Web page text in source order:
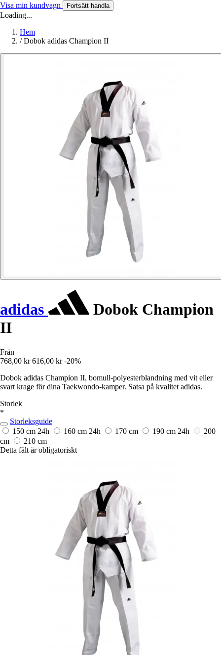
Visa min kundvagn Fortsätt handla
Loading...
Hem
/ Dobok adidas Champion II
adidas
Dobok Champion
II
Från
768,00 kr 616,00 kr -20%
Dobok adidas Champion II, bomull-polyesterblandning med vit eller
svart krage för dina Taekwondo-kamper. Satsa på kvalitet adidas.
Storlek
*
Storleksguide
150 cm 24h 160 cm 24h 170 cm 190 cm 24h
200
cm
210 cm
Detta fält är obligatoriskt